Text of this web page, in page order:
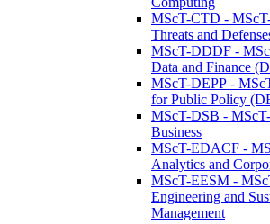
MScT-CTD -
Threats and
MScT-DDDF -
Data and Finance
MScT-DEPP -
for Public Policy
MScT-DSB -
Business
MScT-EDACF -
Analytics and
MScT-EESM -
Engineering and
Management